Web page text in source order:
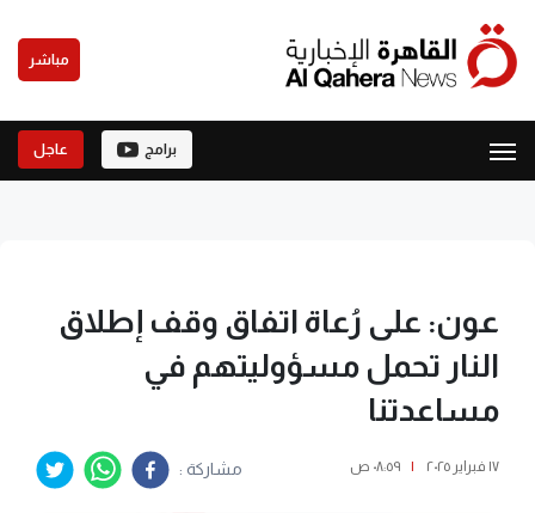
مباشر
برامج عاجل
عون: على رُعاة اتفاق وقف إطلاق
النار تحمل مسؤوليتهم في
مساعدتنا
١٧ فبراير ٢٠٢٥ | ٠٨:٥٩ ص مشاركة :